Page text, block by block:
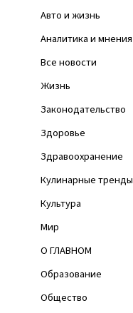
Авто и жизнь
Аналитика и мнения
Все новости
Жизнь
Законодательство
Здоровье
Здравоохранение
Кулинарные тренды
Культура
Мир
О ГЛАВНОМ
Образование
Общество